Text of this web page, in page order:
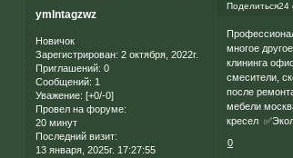
Поделиться24
ymlntagzwz
Новичок
Зарегистрирован: 2 октября, 2022г.
Приглашений: 0
Сообщений: 1
Уважение: [+0/-0]
Провел на форуме:
20 минут
Последний визит:
13 января, 2025г. 17:27:55
многое
клининга
смесители,
после
мебели
кресел
0